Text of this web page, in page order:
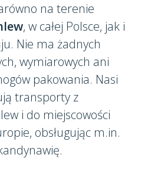
na terenie
, w całej Polsce, jak i
Nie ma żadnych
wymiarowych ani
pakowania. Nasi
transporty z
i do miejscowości
obsługując m.in.